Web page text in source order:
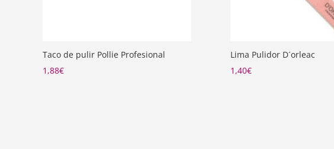
Taco de pulir Pollie Profesional
1,88€
Lima Pulidor D´orleac
1,40€